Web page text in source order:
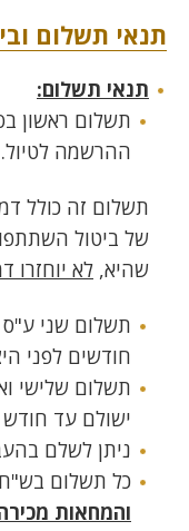
תנאי תשלום
תנאי תשלום:
ההרשמה לטיול.
של ביטול
שהיא, לא יוחזרו
חודשים לפני
ישולם עד חודש
ניתן לשלם
כל תשלום
והמחאות